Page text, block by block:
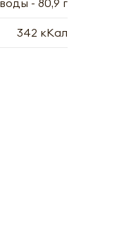
342 кКал